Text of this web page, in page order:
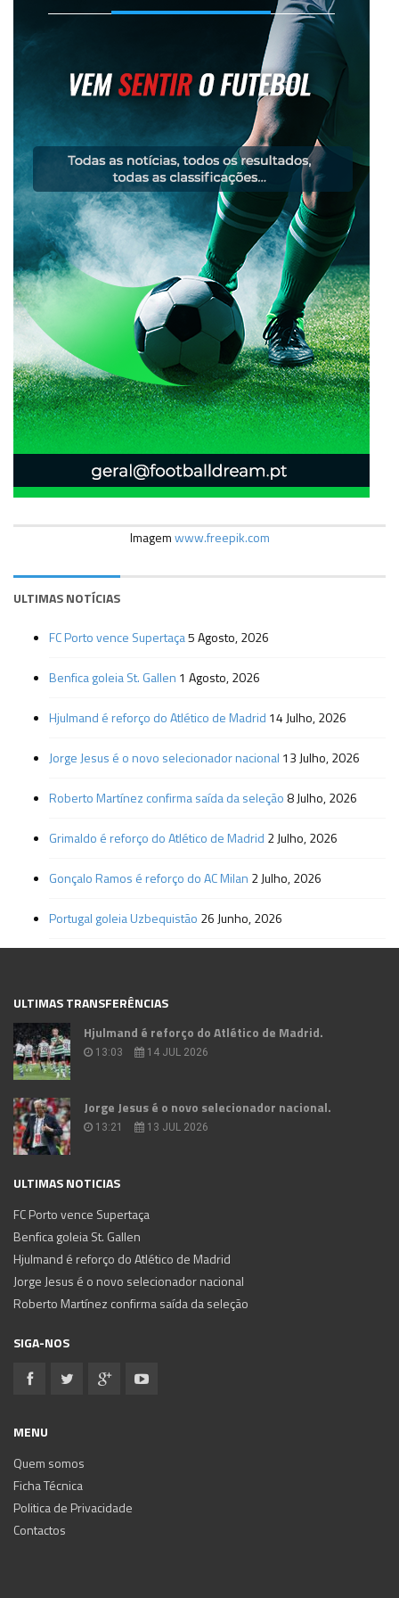
Imagemwww.freepik.com
ULTIMAS NOTÍCIAS
FC Porto vence Supertaça5 Agosto, 2026
Benfica goleia St. Gallen 1 Agosto, 2026
Hjulmand é reforço do Atlético de Madrid 14 Julho, 2026
Jorge Jesus é o novo selecionador nacional 13 Julho, 2026
Roberto Martínez confirma saída da seleção 8 Julho, 2026
Grimaldo é reforço do Atlético de Madrid 2 Julho, 2026
Gonçalo Ramos é reforço do AC Milan 2 Julho, 2026
Portugal goleia Uzbequistão 26 Junho, 2026
ULTIMAS TRANSFERÊNCIAS
Hjulmand é reforço do Atlético de Madrid.
13:03 14 JUL 2026
Jorge Jesus é o novo selecionador nacional.
13:21 13 JUL 2026
ULTIMAS NOTICIAS
FC Porto vence Supertaça
Benfica goleia St. Gallen
Hjulmand é reforço do Atlético de Madrid
Jorge Jesus é o novo selecionador nacional
Roberto Martínez confirma saída da seleção
SIGA-NOS
MENU
Quem somos
Ficha Técnica
Politica de Privacidade
Contactos